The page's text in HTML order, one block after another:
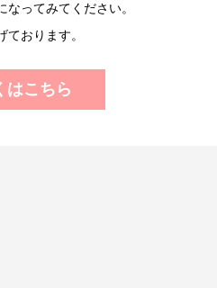
ってみてください。
おります。
はこちら